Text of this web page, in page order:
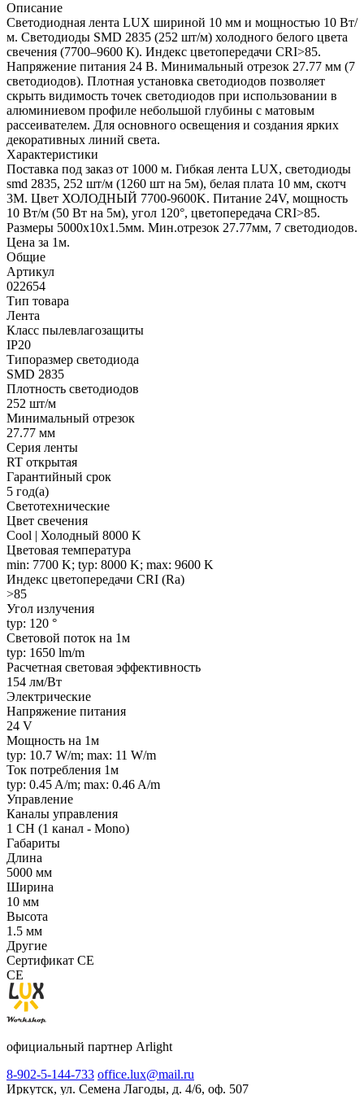
Описание
Светодиодная лента LUX шириной 10 мм и мощностью 10 Вт/
м. Светодиоды SMD 2835 (252 шт/м) холодного белого цвета
свечения (7700–9600 К). Индекс цветопередачи CRI>85.
Напряжение питания 24 В. Минимальный отрезок 27.77 мм (7
светодиодов). Плотная установка светодиодов позволяет
скрыть видимость точек светодиодов при использовании в
алюминиевом профиле небольшой глубины с матовым
рассеивателем. Для основного освещения и создания ярких
декоративных линий света.
Характеристики
Поставка под заказ от 1000 м. Гибкая лента LUX, светодиоды
smd 2835, 252 шт/м (1260 шт на 5м), белая плата 10 мм, скотч
3М. Цвет ХОЛОДНЫЙ 7700-9600K. Питание 24V, мощность
10 Вт/м (50 Вт на 5м), угол 120°, цветопередача CRI>85.
Размеры 5000х10x1.5мм. Мин.отрезок 27.77мм, 7 светодиодов.
Цена за 1м.
Общие
Артикул
022654
Тип товара
Лента
Класс пылевлагозащиты
IP20
Типоразмер светодиода
SMD 2835
Плотность светодиодов
252 шт/м
Минимальный отрезок
27.77 мм
Серия ленты
RT открытая
Гарантийный срок
5 год(а)
Светотехнические
Цвет свечения
Cool | Холодный 8000 K
Цветовая температура
min: 7700 K; typ: 8000 K; max: 9600 K
Индекс цветопередачи CRI (Ra)
>85
Угол излучения
typ: 120 °
Световой поток на 1м
typ: 1650 lm/m
Расчетная световая эффективность
154 лм/Вт
Электрические
Напряжение питания
24 V
Мощность на 1м
typ: 10.7 W/m; max: 11 W/m
Ток потребления 1м
typ: 0.45 A/m; max: 0.46 A/m
Управление
Каналы управления
1 CH (1 канал - Mono)
Габариты
Длина
5000 мм
Ширина
10 мм
Высота
1.5 мм
Другие
Сертификат CE
CE
официальный партнер Arlight
8-902-5-144-733 office.lux@mail.ru
Иркутск, ул. Семена Лагоды, д. 4/6, оф. 507